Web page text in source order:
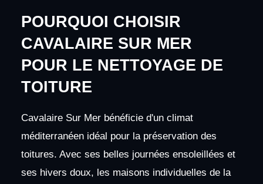
POURQUOI CHOISIR
CAVALAIRE SUR MER
POUR LE NETTOYAGE DE
TOITURE
Cavalaire Sur Mer bénéficie d'un climat
méditerranéen idéal pour la préservation des
toitures. Avec ses belles journées ensoleillées et
ses hivers doux, les maisons individuelles de la